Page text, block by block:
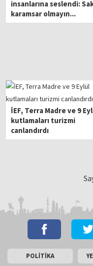
insanlarına seslendi:
karamsar olmayın...
İEF, Terra Madre ve 9
kutlamaları turizmi
canlandırdı
POLİTİKA